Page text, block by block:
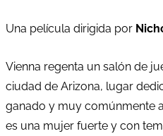
Una película dirigida por
Vienna regenta un salón de
ciudad de Arizona, lugar
ganado y muy comúnmente
es una mujer fuerte y con